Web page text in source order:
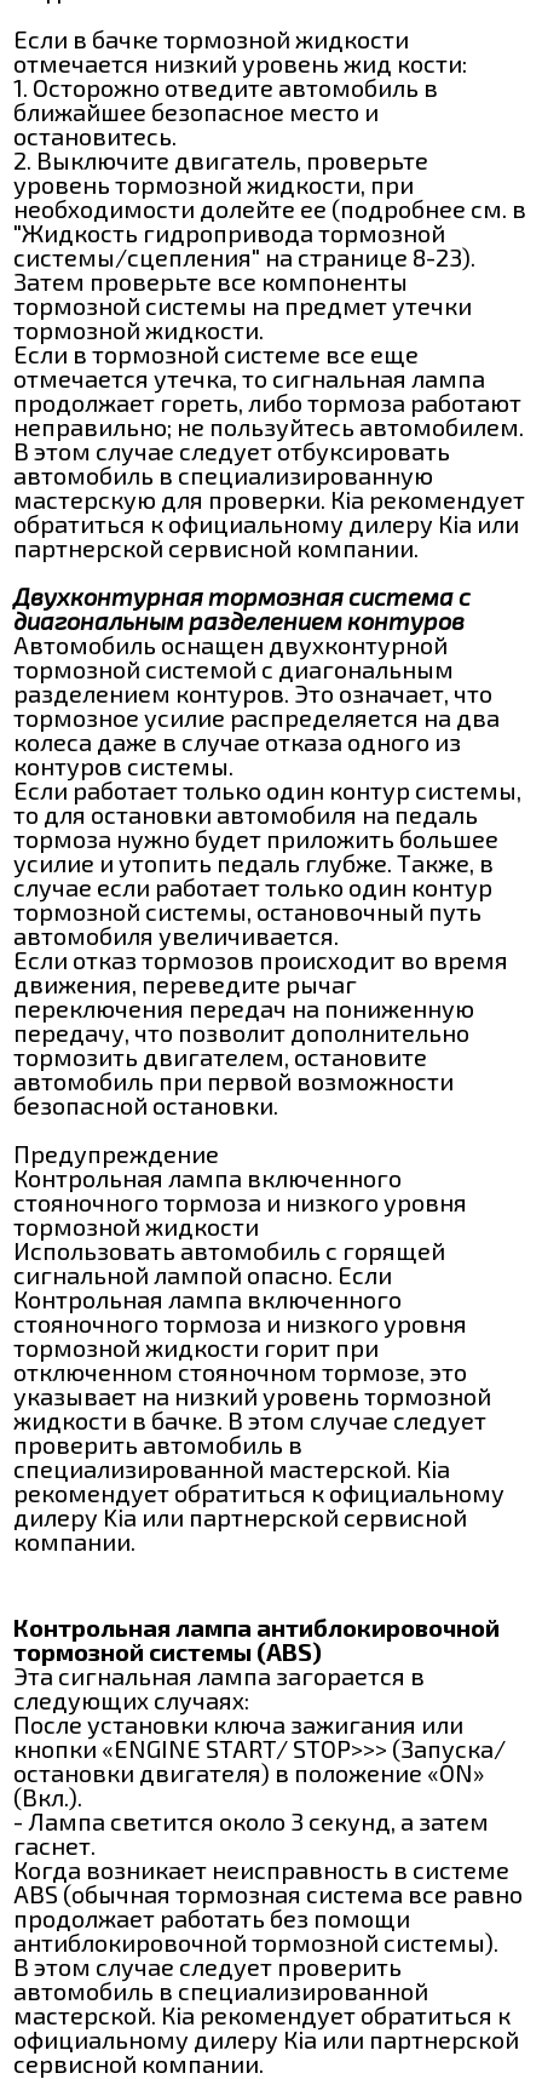
Если в бачке тормозной жидкости
отмечается низкий уровень жид кости:
1. Осторожно отведите автомобиль в
ближайшее безопасное место и
остановитесь.
2. Выключите двигатель, проверьте
уровень тормозной жидкости, при
необходимости долейте ее (подробнее см. в
"Жидкость гидропривода тормозной
системы/сцепления" на странице 8-23).
Затем проверьте все компоненты
тормозной системы на предмет утечки
тормозной жидкости.
Если в тормозной системе все еще
отмечается утечка, то сигнальная лампа
продолжает гореть, либо тормоза работают
неправильно; не пользуйтесь автомобилем.
В этом случае следует отбуксировать
автомобиль в специализированную
мастерскую для проверки. Кіа рекомендует
обратиться к официальному дилеру Кіа или
партнерской сервисной компании.
Двухконтурная тормозная система с
диагональным разделением контуров
Автомобиль оснащен двухконтурной
тормозной системой с диагональным
разделением контуров. Это означает, что
тормозное усилие распределяется на два
колеса даже в случае отказа одного из
контуров системы.
Если работает только один контур системы,
то для остановки автомобиля на педаль
тормоза нужно будет приложить большее
усилие и утопить педаль глубже. Также, в
случае если работает только один контур
тормозной системы, остановочный путь
автомобиля увеличивается.
Если отказ тормозов происходит во время
движения, переведите рычаг
переключения передач на пониженную
передачу, что позволит дополнительно
тормозить двигателем, остановите
автомобиль при первой возможности
безопасной остановки.
Предупреждение
Контрольная лампа включенного
стояночного тормоза и низкого уровня
тормозной жидкости
Использовать автомобиль с горящей
сигнальной лампой опасно. Если
Контрольная лампа включенного
стояночного тормоза и низкого уровня
тормозной жидкости горит при
отключенном стояночном тормозе, это
указывает на низкий уровень тормозной
жидкости в бачке. В этом случае следует
проверить автомобиль в
специализированной мастерской. Кіa
рекомендует обратиться к официальному
дилеру Kia или партнерской сервисной
компании.
Контрольная лампа антиблокировочной
тормозной системы (ABS)
Эта сигнальная лампа загорается в
следующих случаях:
После установки ключа зажигания или
кнопки «ENGINE START/ ЅТОР>>> (Запуска/
остановки двигателя) в положение «ON»
(Вкл.).
- Лампа светится около 3 секунд, а затем
гаснет.
Когда возникает неисправность в системе
АВЅ (обычная тормозная система все равно
продолжает работать без помощи
антиблокировочной тормозной системы).
В этом случае следует проверить
автомобиль в специализированной
мастерской. Кіа рекомендует обратиться к
официальному дилеру Кіа или партнерской
сервисной компании.